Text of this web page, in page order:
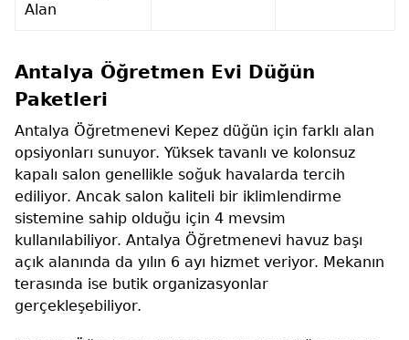
Alan
Antalya Öğretmen Evi Düğün
Paketleri
Antalya Öğretmenevi Kepez düğün için farklı alan
opsiyonları sunuyor. Yüksek tavanlı ve kolonsuz
kapalı salon genellikle soğuk havalarda tercih
ediliyor. Ancak salon kaliteli bir iklimlendirme
sistemine sahip olduğu için 4 mevsim
kullanılabiliyor. Antalya Öğretmenevi havuz başı
açık alanında da yılın 6 ayı hizmet veriyor. Mekanın
terasında ise butik organizasyonlar
gerçekleşebiliyor.